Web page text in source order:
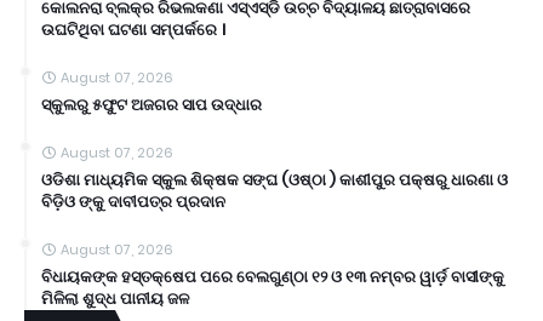
କୋଲନରା ବ୍ଲକ୍‌ର ରିଭଲକଣା ଏସ୍‌ଏସ୍‌ଡି ଉଚ୍ଚ ବିଦ୍ୟାଳୟ ଛାତ୍ରାବାସରେ
ଉଘଟିଥିବା ଘଟଣା ସମ୍ପର୍କରେ ।
August 07, 2026
ସ୍କୁଲରୁ ୫ଫୁଟ ଅଜଗର ସାପ ଉଦ୍ଧାର
August 07, 2026
ଓଡିଶା ମାଧ୍ୟମିକ ସ୍କୁଲ ଶିକ୍ଷକ ସଙ୍ଘ (ଓଷ୍ଠା ) କାଶୀପୁର ପକ୍ଷରୁ ଧାରଣା ଓ
ବିଡ଼ିଓ ଙ୍କୁ ଦାବୀପତ୍ର ପ୍ରଦାନ
August 07, 2026
ବିଧାୟକଙ୍କ ହସ୍ତକ୍ଷେପ ପରେ ବେଲଗୁଣ୍ଠା ୧୨ ଓ ୧୩ ନମ୍ବର ୱାର୍ଡ଼ ବାସୀଙ୍କୁ
ମିଳିଲା ଶୁଦ୍ଧ ପାନୀୟ ଜଳ